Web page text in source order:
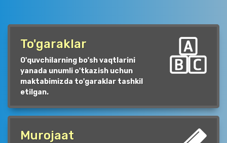
To'garaklar
O'quvchilarning bo'sh vaqtlarini
yanada unumli o'tkazish uchun
maktabimizda to'garaklar tashkil
etilgan.
Murojaat